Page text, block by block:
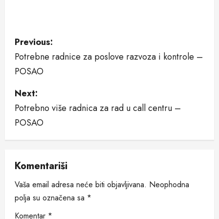
P
o
s
t
n
a
v
i
g
Previous:
Potrebne radnice za poslove razvoza i kontrole –
POSAO
Next:
Potrebno više radnica za rad u call centru –
POSAO
Komentariši
Vaša email adresa neće biti objavljivana. Neophodna
polja su označena sa *
Komentar *